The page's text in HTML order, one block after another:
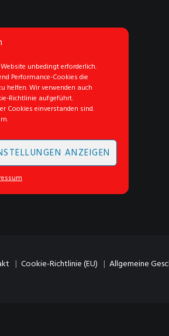
unbedingt erforderlich.
Performance-Cookies die
helfen. Wir verwenden auch
Richtlinie aufgeführt.
Cookies einverstanden sind.
ANZEIGEN
Cookie-Richtlinie (EU)
Allgemeine